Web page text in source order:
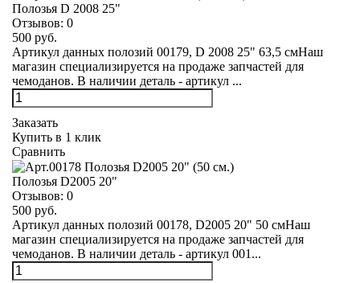
Полозья D 2008 25"
Отзывов: 0
500 руб.
Артикул данных полозий 00179, D 2008 25" 63,5 смНаш
магазин специализируется на продаже запчастей для
чемоданов. В наличии деталь - артикул ...
Заказать
Купить в 1 клик
Сравнить
Полозья D2005 20"
Отзывов: 0
500 руб.
Артикул данных полозий 00178, D2005 20" 50 смНаш
магазин специализируется на продаже запчастей для
чемоданов. В наличии деталь - артикул 001...